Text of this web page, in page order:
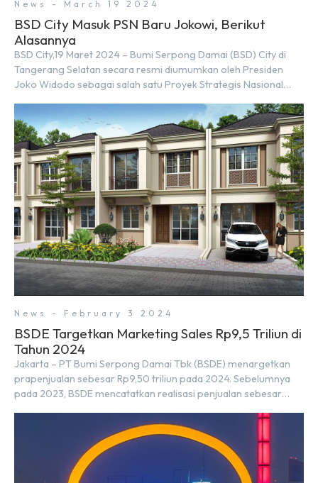
News - March 19 2024
BSD City Masuk PSN Baru Jokowi, Berikut
Alasannya
BSD City,19 Maret 2024 – Bumi Serpong Damai (BSD) City di
Tangerang Selatan secara resmi diumumkan oleh Presiden
Joko Widodo sebagai salah satu Proyek Strategis Nasional
Koordinator Bidang Perekonomian, Airlangga Hartarto, setelah
Rapat Terbatas (ratas) bersama Jokowi di Istana Kepresidenan
pada hari Senin, 18 Maret 2024. Selain […]
News - February 3 2024
BSDE Targetkan Marketing Sales Rp9,5 Triliun di
Tahun 2024
Jakarta – PT Bumi Serpong Damai Tbk (BSDE) menargetkan
prapenjualan sebesar Rp9,50 triliun pada 2024. Sebelumnya
pada 2023, BSDE mencatatkan realisasi penjualan sebesar
Rp8,80 triliun. Menurut Direktur BSDE Hermawan Wijaya
menghadapi 2024, kondisi ekonomi global maupun nasional
dapat memengaruhi pertimbangan masyarakat untuk
membeli rumah maupun investasi di sektor […]